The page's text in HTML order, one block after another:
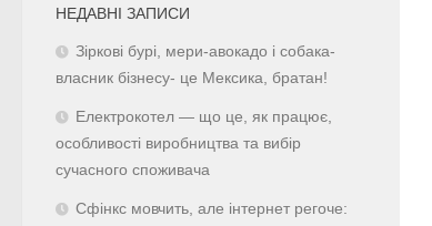
НЕДАВНІ ЗАПИСИ
Зіркові бурі, мери-авокадо і собака-
власник бізнесу- це Мексика, братан!
Електрокотел — що це, як працює,
особливості виробництва та вибір
сучасного споживача
Сфінкс мовчить, але інтернет регоче: